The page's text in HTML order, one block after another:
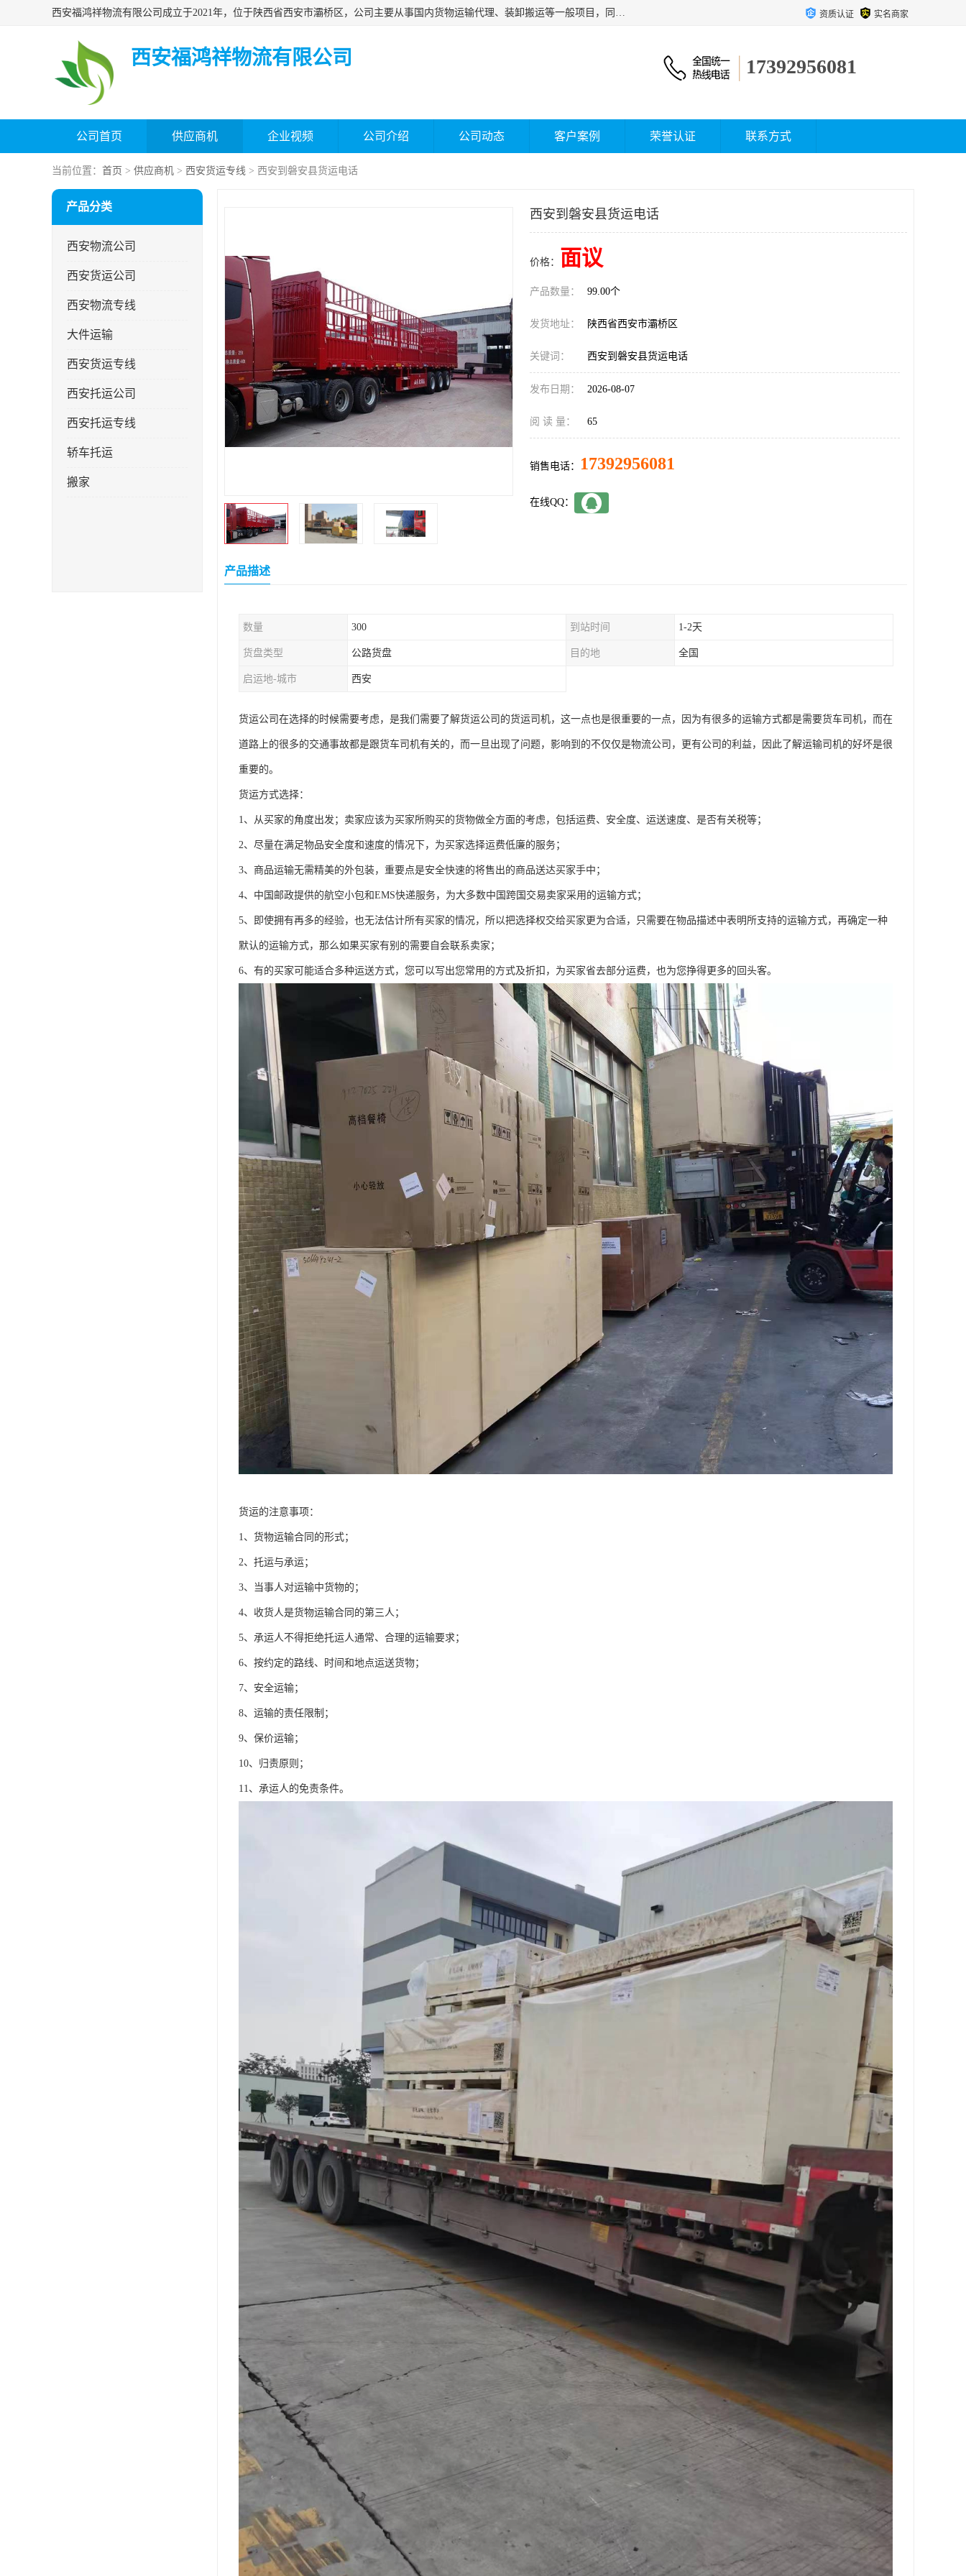
西安福鸿祥物流有限公司成立于2021年，位于陕西省西安市灞桥区，公司主要从事国内货物运输代理、装卸搬运等一般项目，同时具备道路货物运输（不含危险货物）的许可资质。凭借专业的物流服务和*的运输能力，公司致力于为客户提供安全、可靠的物流解决方案，满足多样化的运输需求，助力企业*运营。 资质认证 实名商家
西安福鸿祥物流有限公司 17392956081
公司首页 供应商机 企业视频 公司介绍 公司动态 客户案例 荣誉认证 联系方式
当前位置： 首页 > 供应商机 > 西安货运专线 > 西安到磐安县货运电话
产品分类
西安物流公司
西安货运公司
西安物流专线
大件运输
西安货运专线
西安托运公司
西安托运专线
轿车托运
搬家
西安到磐安县货运电话
价格： 面议
产品数量： 99.00个
发货地址： 陕西省西安市灞桥区
关键词： 西安到磐安县货运电话
发布日期： 2026-08-07
阅 读 量： 65
销售电话： 17392956081
在线QQ：
产品描述
数量 300 到站时间 1-2天
货盘类型 公路货盘 目的地 全国
启运地-城市 西安
货运公司在选择的时候需要考虑，是我们需要了解货运公司的货运司机，这一点也是很重要的一点，因为有很多的运输方式都是需要货车司机，而在
道路上的很多的交通事故都是跟货车司机有关的，而一旦出现了问题，影响到的不仅仅是物流公司，更有公司的利益，因此了解运输司机的好坏是很
重要的。
货运方式选择：
1、从买家的角度出发；卖家应该为买家所购买的货物做全方面的考虑，包括运费、安全度、运送速度、是否有关税等；
2、尽量在满足物品安全度和速度的情况下，为买家选择运费低廉的服务；
3、商品运输无需精美的外包装，重要点是安全快速的将售出的商品送达买家手中；
4、中国邮政提供的航空小包和EMS快递服务，为大多数中国跨国交易卖家采用的运输方式；
5、即使拥有再多的经验，也无法估计所有买家的情况，所以把选择权交给买家更为合适，只需要在物品描述中表明所支持的运输方式，再确定一种
默认的运输方式，那么如果买家有别的需要自会联系卖家；
6、有的买家可能适合多种运送方式，您可以写出您常用的方式及折扣，为买家省去部分运费，也为您挣得更多的回头客。
货运的注意事项：
1、货物运输合同的形式；
2、托运与承运；
3、当事人对运输中货物的；
4、收货人是货物运输合同的第三人；
5、承运人不得拒绝托运人通常、合理的运输要求；
6、按约定的路线、时间和地点运送货物；
7、安全运输；
8、运输的责任限制；
9、保价运输；
10、归责原则；
11、承运人的免责条件。